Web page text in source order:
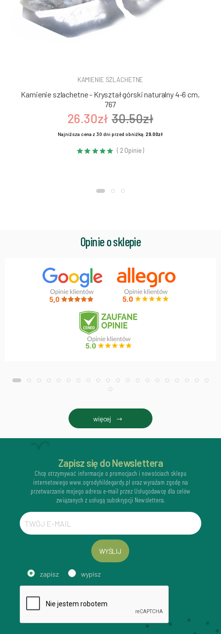
KAMIENIE SZLACHETNE
Kamienie szlachetne - Kryształ górski naturalny 4-6 cm,
767
26.30zł 30.50zł
Najniższa cena z 30 dni przed obniżką:29.00zł
( 2 Opinie )
Opinie o sklepie
więcej
Zapisz się do Newslettera
Chcę otrzymywać informacje o promocjach i nowościach sklepu
internetowego www.ogrodyhildegardy.pl oraz wyrażam zgodę na
przetwarzanie mojego adresu e-mail przez Usługodawcę dla celów
związanych z usługą subskrypcji Newslettera.
WYŚLIJ
zapisz wypisz